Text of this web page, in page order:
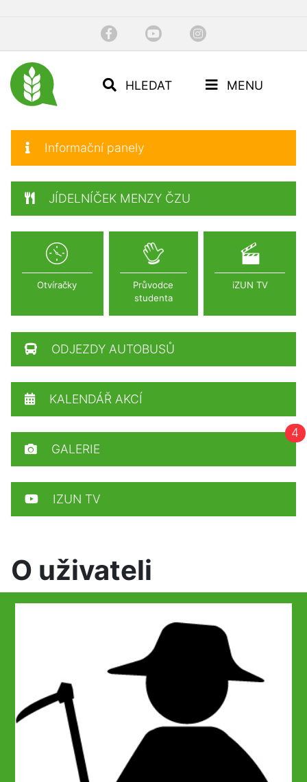
HLEDAT MENU
O uživateli
Informační panely
JÍDELNÍČEK MENZY ČZU
Otvíračky
Průvodce
studenta
iZUN TV
ODJEZDY AUTOBUSŮ
KALENDÁŘ AKCÍ
GALERIE
4
IZUN TV